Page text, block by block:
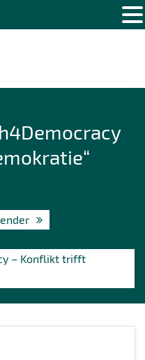
– Konflikt trifft